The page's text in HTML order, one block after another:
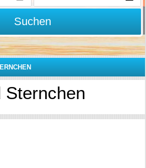
Suchen
Sternchen